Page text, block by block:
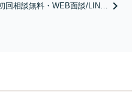
倫の早期解決】
初回相談無料・WEB面談/LINE
域密着】